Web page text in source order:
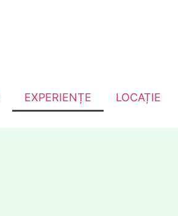
EXPERIENȚE LOCAȚIE